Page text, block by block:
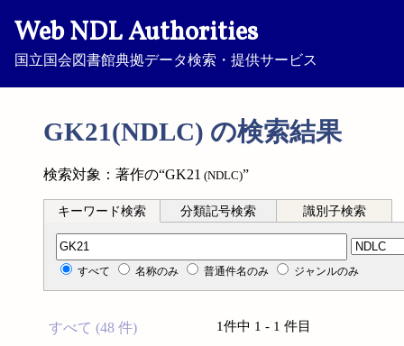
Web NDL Authorities
国立国会図書館典拠データ検索・提供サービス
GK21(NDLC) の検索結果
検索対象：著作の“GK21 (NDLC)”
キーワード検索 分類記号検索 識別子検索
分類記号検索
すべて 名称のみ 普通件名のみ ジャンルのみ
すべて (48 件)
1件中 1 - 1 件目